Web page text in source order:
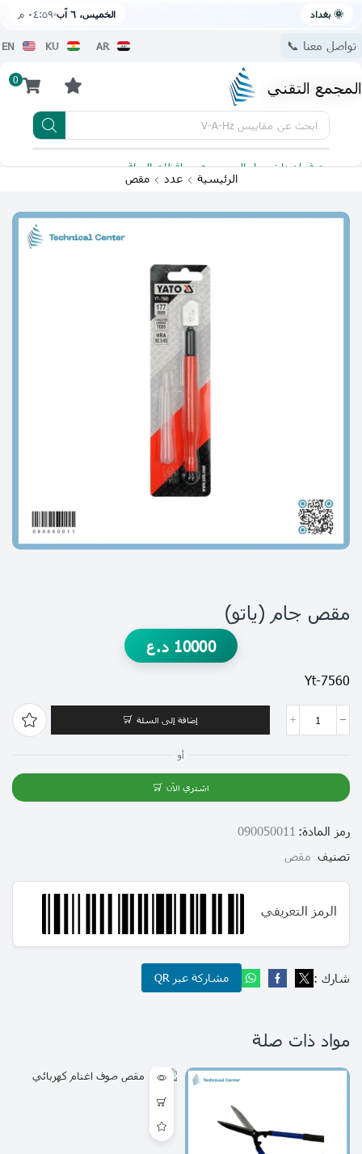
🌞 بغداد الخميس، ٦ آب ٠٤:٥٩ م
تواصل معنا 📞 AR
KU
EN
المجمع التقني 0
ابحث عن مقاييس V-A-Hz
يتوفر لدينا توصيل الى جميع محافظات العراق
الرئيسية عدد مقص
مقص جام (ياتو)
10000 د.ع
Yt-7560
إضافة إلى السلة
أو
اشتري الآن
رمز المادة: 090050011
تصنيف مقص
الرمز التعريفي
شارك : مشاركة عبر QR
مواد ذات صلة